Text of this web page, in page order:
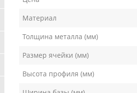
Материал
Толщина металла (мм)
Размер ячейки (мм)
Высота профиля (мм)